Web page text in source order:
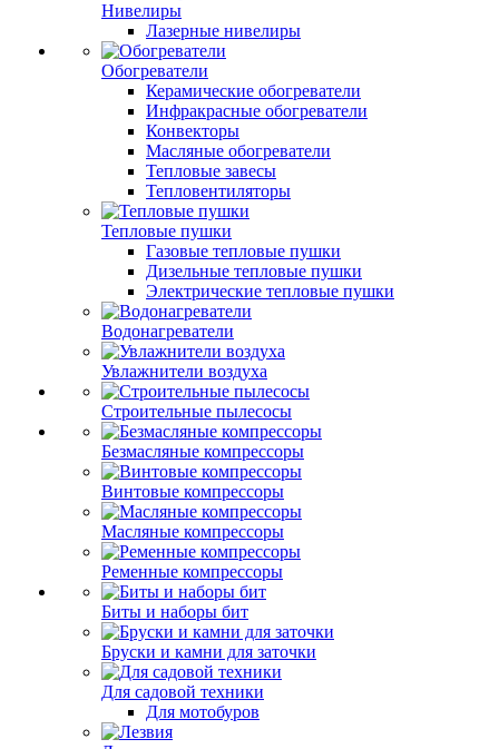
Нивелиры
Лазерные нивелиры
Обогреватели
Керамические обогреватели
Инфракрасные обогреватели
Конвекторы
Масляные обогреватели
Тепловые завесы
Тепловентиляторы
Тепловые пушки
Газовые тепловые пушки
Дизельные тепловые пушки
Электрические тепловые пушки
Водонагреватели
Увлажнители воздуха
Строительные пылесосы
Безмасляные компрессоры
Винтовые компрессоры
Масляные компрессоры
Ременные компрессоры
Биты и наборы бит
Бруски и камни для заточки
Для садовой техники
Для мотобуров